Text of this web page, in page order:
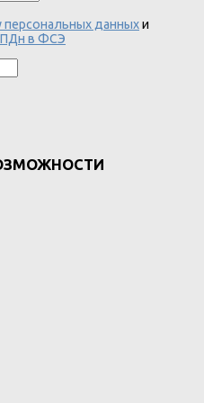
персональных данныхи
ПДн в ФСЭ